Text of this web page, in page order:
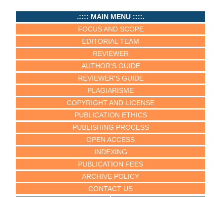
.:::: MAIN MENU ::::.
FOCUS AND SCOPE
EDITORIAL TEAM
REVIEWER
AUTHOR'S GUIDE
REVIEWER'S GUIDE
PLAGIARISME
COPYRIGHT AND LICENSE
PUBLICATION ETHICS
PUBLISHING PROCESS
OPEN ACCESS
INDEXING
PUBLICATION FEES
ARCHIVE POLICY
CONTACT US